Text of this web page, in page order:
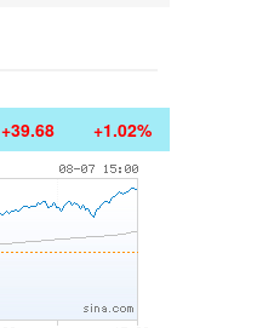
+39.68 +1.02%